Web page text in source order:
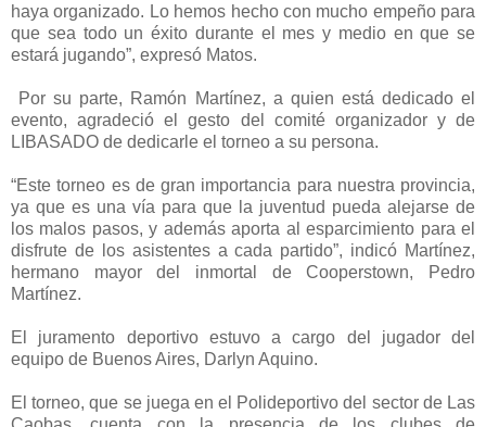
haya organizado. Lo hemos hecho con mucho empeño para
que sea todo un éxito durante el mes y medio en que se
estará jugando”, expresó Matos.
Por su parte, Ramón Martínez, a quien está dedicado el
evento, agradeció el gesto del comité organizador y de
LIBASADO de dedicarle el torneo a su persona.
“Este torneo es de gran importancia para nuestra provincia,
ya que es una vía para que la juventud pueda alejarse de
los malos pasos, y además aporta al esparcimiento para el
disfrute de los asistentes a cada partido”, indicó Martínez,
hermano mayor del inmortal de Cooperstown, Pedro
Martínez.
El juramento deportivo estuvo a cargo del jugador del
equipo de Buenos Aires, Darlyn Aquino.
El torneo, que se juega en el Polideportivo del sector de Las